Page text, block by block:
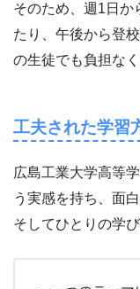
そのため、週1日か
たり、午後から登
の生徒でも負担な
工夫された学習
広島工業大学高等
う実感を持ち、面
そしてひとりの学